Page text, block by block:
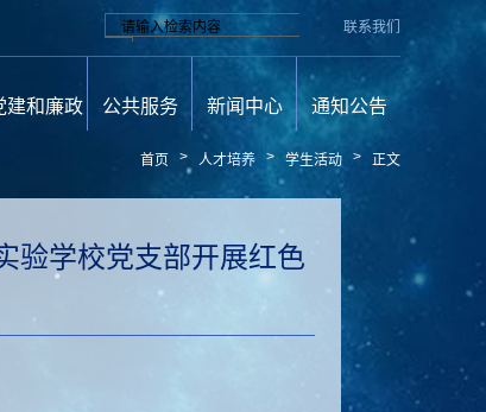
联系我们
建和廉政 公共服务 新闻中心 通知公告
首页 > 人才培养 > 学生活动 > 正文
验学校党支部开展红色